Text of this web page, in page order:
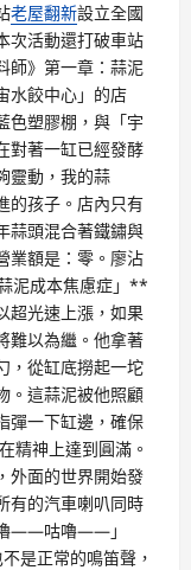
老屋翻新設立全國
次活動還打破車站
師》第一章：蒜泥
水餃中心」的店
色塑膠棚，與「宇
對著一缸已經發酵
靈動，我的蒜
的孩子。店內只有
蒜頭混合著鐵鏽與
業額是：零。廖沾
泥成本焦慮症」**
超光速上漲，如果
難以為繼。他拿著
，從缸底撈起一坨
。這蒜泥被他照顧
彈一下缸邊，確保
精神上達到圓滿。
外面的世界開始發
有的汽車喇叭同時
嚕——咕嚕——」
是正常的鳴笛聲，